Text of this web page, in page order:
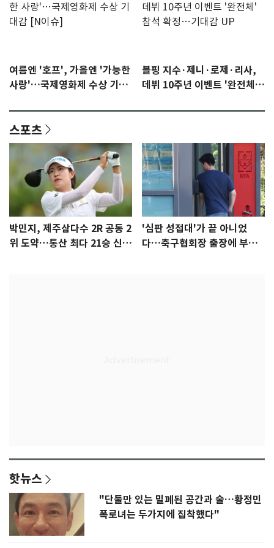
여름엔 '호프', 가을엔 '가능한
사랑'…국제영화제 수상 기대
블핑 지수·제니·로제·리사,
데뷔 10주년 이벤트 '완전체'
스포츠
박민지, 제주삼다수 2R 공동 2
위 도약…통산 최다 21승 신기
'심판 성접대'가 끝 아니었
다…축구협회장 출장에 부인
핫뉴스
"단둘만 있는 밀폐된 공간과 술…황정민
폭로녀는 두가지에 집착했다"